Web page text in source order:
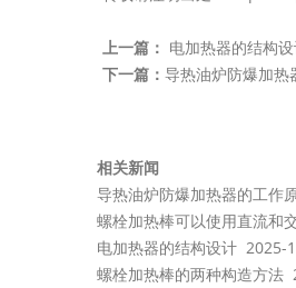
上一篇： 电加热器的结构
下一篇： 导热油炉防爆加热
相关新闻
导热油炉防爆加热器的工作
螺栓加热棒可以使用直流和
电加热器的结构设计 2025-
螺栓加热棒的两种构造方法